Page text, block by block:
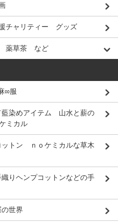
チャリティー グッズ
薬草茶 など
∞服
藍染めアイテム 山水と薪の
ミカル
トン ｎｏケミカルな草木
りヘンプコットンなどの手
世界